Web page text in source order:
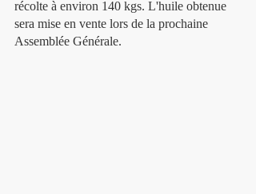
récolte à environ 140 kgs. L'huile obtenue
sera mise en vente lors de la prochaine
Assemblée Générale.